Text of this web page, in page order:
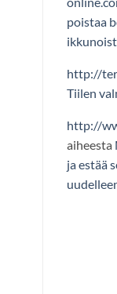
poistaa
http://
Tiilen
http://
aiheesta
ja estää